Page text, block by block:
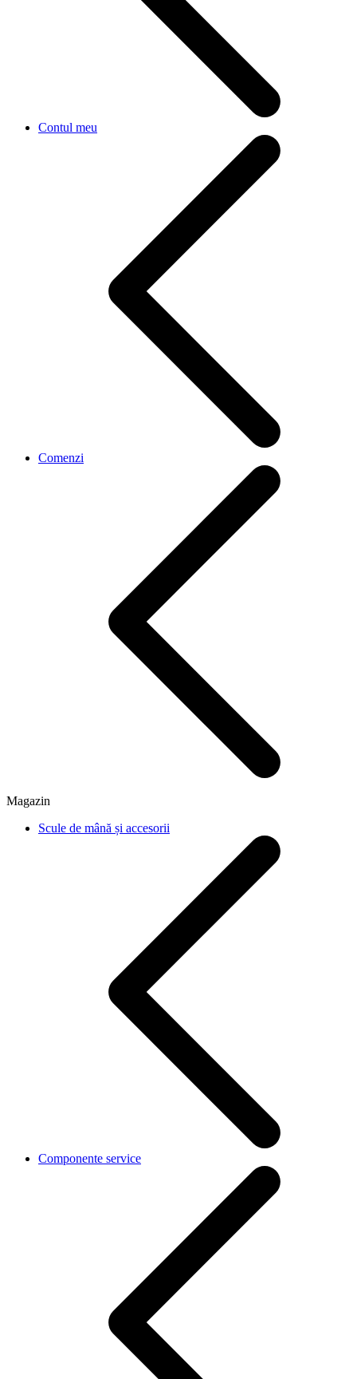
Contul meu
Comenzi
Magazin
Scule de mână și accesorii
Componente service